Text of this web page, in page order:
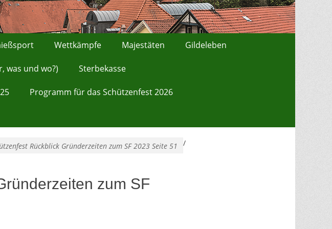
Wettkämpfe Majestäten Gildeleben
was und wo?) Sterbekasse
Programm für das Schützenfest 2026
/
Rückblick Gründerzeiten zum SF 2023 Seite 51
zum SF